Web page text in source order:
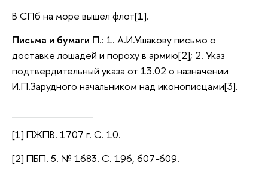
В СПб на море вышел флот[1].
Письма и бумаги П.: 1. А.И.Ушакову письмо о
доставке лошадей и пороху в армию[2]; 2. Указ
подтвердительный указа от 13.02 о назначении
И.П.Зарудного начальником над иконописцами[3].
[1] ПЖПВ. 1707 г. С. 10.
[2] ПБП. 5. № 1683. С. 196, 607-609.